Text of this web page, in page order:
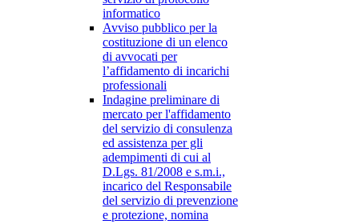
informatico
Avviso pubblico per la
costituzione di un elenco
di avvocati per
l’affidamento di incarichi
professionali
Indagine preliminare di
mercato per l'affidamento
del servizio di consulenza
ed assistenza per gli
adempimenti di cui al
D.Lgs. 81/2008 e s.m.i.,
incarico del Responsabile
del servizio di prevenzione
e protezione, nomina